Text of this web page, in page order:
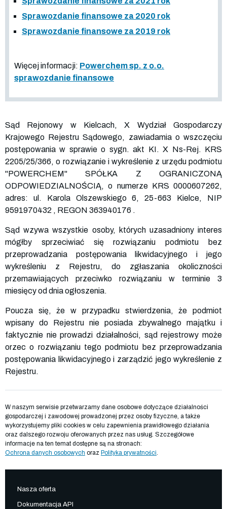
Sprawozdanie finansowe za 2020 rok
Sprawozdanie finansowe za 2019 rok
Więcej informacji: Powerchem sp. z o.o.
sprawozdanie finansowe
Sąd Rejonowy w Kielcach, X Wydział Gospodarczy
Krajowego Rejestru Sądowego, zawiadamia o wszczęciu
postępowania w sprawie o sygn. akt KI. X Ns-Rej. KRS
2205/25/366, o rozwiązanie i wykreślenie z urzędu podmiotu
"POWERCHEM" SPÓŁKA Z OGRANICZONĄ
ODPOWIEDZIALNOŚCIĄ, o numerze KRS 0000607262,
adres: ul. Karola Olszewskiego 6, 25-663 Kielce, NIP
9591970432 , REGON 363940176 .
Sąd wzywa wszystkie osoby, których uzasadniony interes
mógłby sprzeciwiać się rozwiązaniu podmiotu bez
przeprowadzania postępowania likwidacyjnego i jego
wykreśleniu z Rejestru, do zgłaszania okoliczności
przemawiających przeciwko rozwiązaniu w terminie 3
miesięcy od dnia ogłoszenia.
Poucza się, że w przypadku stwierdzenia, że podmiot
wpisany do Rejestru nie posiada zbywalnego majątku i
faktycznie nie prowadzi działalności, sąd rejestrowy może
orzec o rozwiązaniu tego podmiotu bez przeprowadzania
postępowania likwidacyjnego i zarządzić jego wykreślenie z
Rejestru.
W naszym serwisie przetwarzamy dane osobowe dotyczące działalności
gospodarczej i zawodowej prowadzonej przez osoby fizyczne, a także
wykorzystujemy pliki cookies w celu zapewnienia prawidłowego działania
oraz dalszego rozwoju oferowanych przez nas usług. Szczegółowe
informacje na ten temat dostępne są na stronach:
Ochrona danych osobowych oraz Polityka prywatności
Nasza oferta
Dokumentacja API